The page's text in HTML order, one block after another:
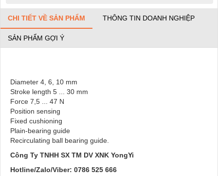
CHI TIẾT VỀ SẢN PHẨM THÔNG TIN DOANH NGHIỆP
SẢN PHẨM GỢI Ý
Diameter 4, 6, 10 mm
Stroke length 5 ... 30 mm
Force 7,5 ... 47 N
Position sensing
Fixed cushioning
Plain-bearing guide
Recirculating ball bearing guide.
Công Ty TNHH SX TM DV XNK YongYi
Hotline/Zalo/Viber: 0786 525 666